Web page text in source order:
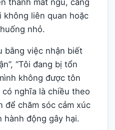
không liên quan hoặc
nhỏ.
bằng việc nhận biết
“Tôi đang bị tổn
không được tôn
nghĩa là chiều theo
để chăm sóc cảm xúc
hành động gây hại.